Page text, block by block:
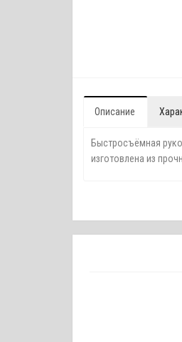
Описание
Быстросъёмная
изготовлена из